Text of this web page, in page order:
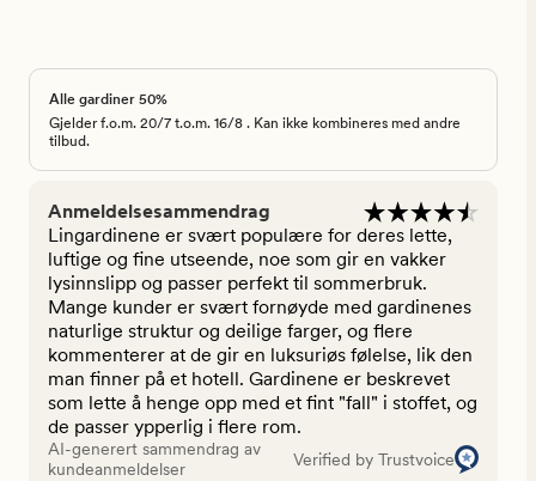
Alle gardiner 50%
Gjelder f.o.m. 20/7 t.o.m. 16/8 . Kan ikke kombineres med andre
tilbud.
Anmeldelsesammendrag
Lingardinene er svært populære for deres lette,
luftige og fine utseende, noe som gir en vakker
lysinnslipp og passer perfekt til sommerbruk.
Mange kunder er svært fornøyde med gardinenes
naturlige struktur og deilige farger, og flere
kommenterer at de gir en luksuriøs følelse, lik den
man finner på et hotell. Gardinene er beskrevet
som lette å henge opp med et fint "fall" i stoffet, og
de passer ypperlig i flere rom.
AI-generert sammendrag av
kundeanmeldelser
Verified by Trustvoice